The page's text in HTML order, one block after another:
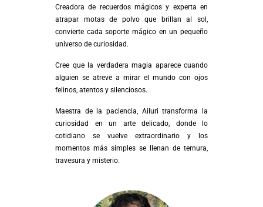
Creadora de recuerdos mágicos y experta en
atrapar motas de polvo que brillan al sol,
convierte cada soporte mágico en un pequeño
universo de curiosidad.
Cree que la verdadera magia aparece cuando
alguien se atreve a mirar el mundo con ojos
felinos, atentos y silenciosos.
Maestra de la paciencia, Ailuri transforma la
curiosidad en un arte delicado, donde lo
cotidiano se vuelve extraordinario y los
momentos más simples se llenan de ternura,
travesura y misterio.